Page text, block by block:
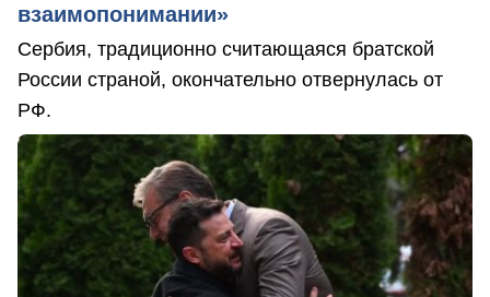
взаимопонимании»
Сербия, традиционно считающаяся братской
России страной, окончательно отвернулась от
РФ.